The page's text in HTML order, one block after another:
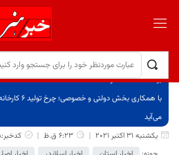
برگ نخست
نوشته‌ها
با همکاری
می‌آید
یکشنبه 31 اکتبر 2021
6:23 ق.ظ
کدخبر:64278